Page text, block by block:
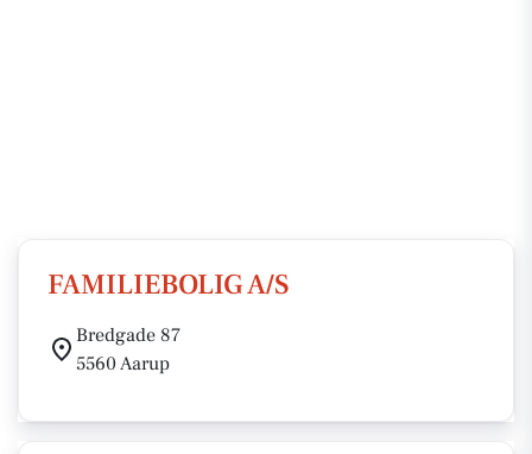
FAMILIEBOLIG A/S
Bredgade 87
5560 Aarup